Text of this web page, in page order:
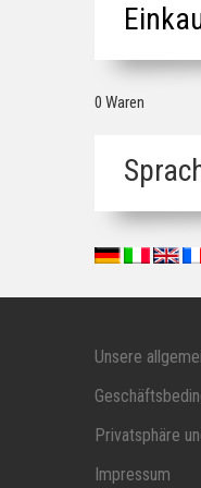
0 Waren
Unsere
Privatsphäre
Impressum